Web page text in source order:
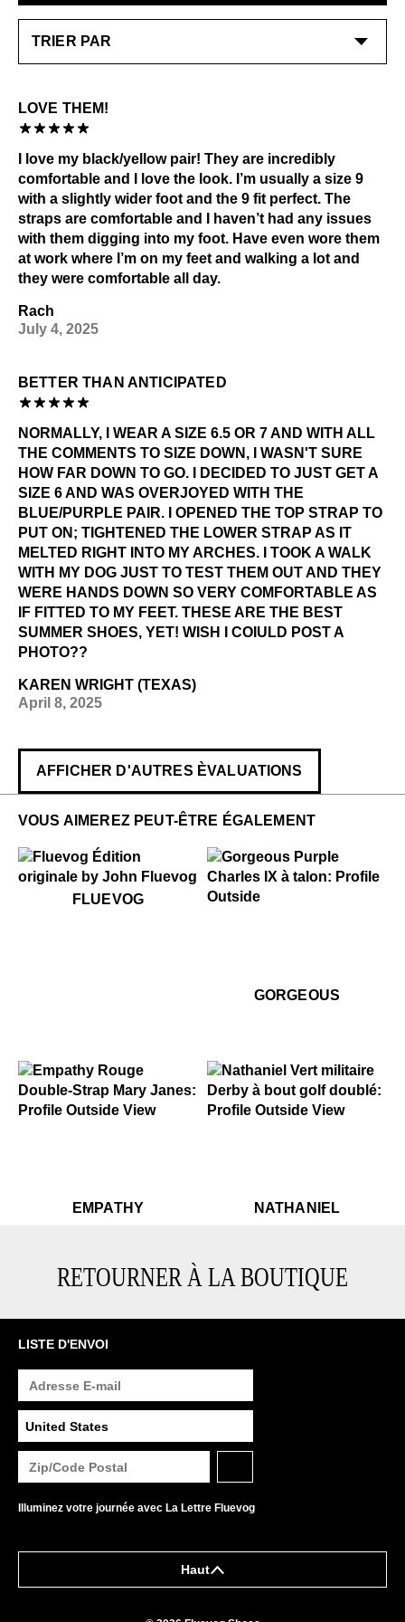
LOVE THEM!
I love my black/yellow pair! They are incredibly
comfortable and I love the look. I’m usually a size 9
with a slightly wider foot and the 9 fit perfect. The
straps are comfortable and I haven’t had any issues
with them digging into my foot. Have even wore them
at work where I’m on my feet and walking a lot and
they were comfortable all day.
Rach
July 4, 2025
BETTER THAN ANTICIPATED
NORMALLY, I WEAR A SIZE 6.5 OR 7 AND WITH ALL
THE COMMENTS TO SIZE DOWN, I WASN'T SURE
HOW FAR DOWN TO GO. I DECIDED TO JUST GET A
SIZE 6 AND WAS OVERJOYED WITH THE
BLUE/PURPLE PAIR. I OPENED THE TOP STRAP TO
PUT ON; TIGHTENED THE LOWER STRAP AS IT
MELTED RIGHT INTO MY ARCHES. I TOOK A WALK
WITH MY DOG JUST TO TEST THEM OUT AND THEY
WERE HANDS DOWN SO VERY COMFORTABLE AS
IF FITTED TO MY FEET. THESE ARE THE BEST
SUMMER SHOES, YET! WISH I COIULD POST A
PHOTO??
KAREN WRIGHT (TEXAS)
April 8, 2025
AFFICHER D'AUTRES ÈVALUATIONS
VOUS AIMEREZ PEUT-ÊTRE ÉGALEMENT
FluevogFLUEVOG
GORGEOUS
Empathy
EMPATHY NATHANIEL
RETOURNER À LA BOUTIQUE
LISTE D'ENVOI
Illuminez votre journée avec La Lettre Fluevog
Haut